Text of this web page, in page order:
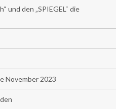
und den „SPIEGEL“ die
November 2023